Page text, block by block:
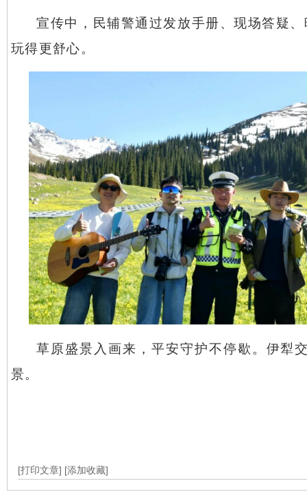
宣传中，民辅警通过发放手册、现场答疑
玩得更舒心。
草原盛景入画来，平安守护不停歇。伊犁
景。
[打印文章] [添加收藏]